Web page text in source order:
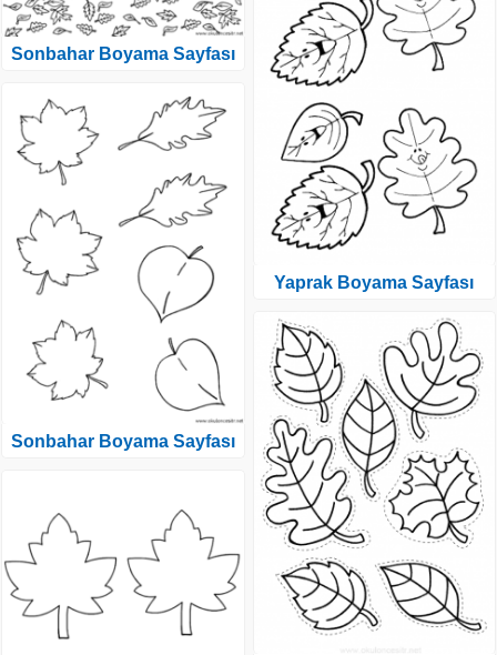
Sonbahar Boyama Sayfası
Sonbahar Boyama Sayfası
Yaprak Boyama Sayfası